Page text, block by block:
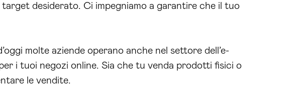
desiderato. Ci impegniamo a garantire che il tuo
molte aziende operano anche nel settore dell’e-
i tuoi negozi online. Sia che tu venda prodotti fisici o
le vendite.